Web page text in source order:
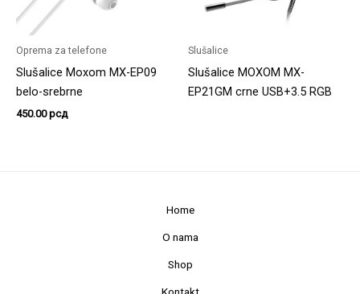
Oprema za telefone
Slušalice Moxom MX-EP09
belo-srebrne
450.00рсд
Slušalice
Slušalice MOXOM MX-
EP21GM crne USB+3.5 RGB
Home
O nama
Shop